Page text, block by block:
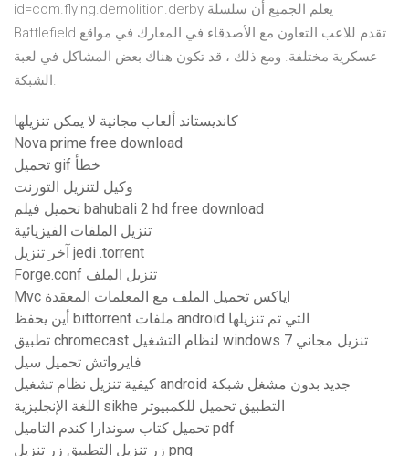
id=com.flying.demolition.derby يعلم الجميع أن سلسلة
Battlefield تقدم للاعب التعاون مع الأصدقاء في المعارك في مواقع
عسكرية مختلفة. ومع ذلك ، قد تكون هناك بعض المشاكل في لعبة
الشبكة.
كانديستاند ألعاب مجانية لا يمكن تنزيلها
Nova prime free download
تحميل gif خطأ
وكيل لتنزيل التورنت
تحميل فيلم bahubali 2 hd free download
تنزيل الملفات الفيزيائية
آخر تنزيل jedi .torrent
Forge.conf تنزيل الملف
Mvc اياكس تحميل الملف مع المعلمات المعقدة
أين يحفظ bittorrent ملفات android التي تم تنزيلها
تطبيق chromecast لنظام التشغيل windows 7 تنزيل مجاني
فايرواتش تحميل سيل
كيفية تنزيل نظام تشغيل android جديد بدون مشغل شبكة
اللغة الإنجليزية sikhe التطبيق تحميل للكمبيوتر
تحميل كتاب سوندارا كندم التاميل pdf
زر تنزيل التطبيق زر تنزيل png